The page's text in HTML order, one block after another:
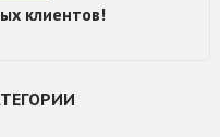
клиентов!